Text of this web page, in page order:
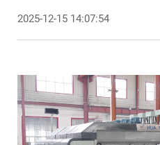
2025-12-15 14:07:54